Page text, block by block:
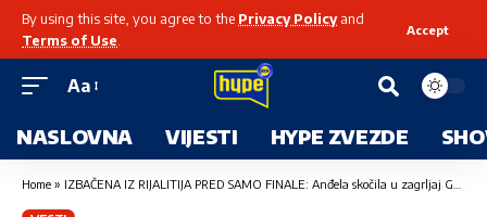
By using this site, you agree to the Privacy Policyand
Terms of Use
Accept
Aa
NASLOVNA VIJESTI HYPE ZVEZDE
Home » IZBAČENA IZ RIJALITIJA PRED SAMO FINALE: Anđela skočila u zagrljaj Gastozu